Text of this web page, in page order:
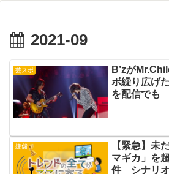
2021-09
芸スポ
B’zが
ボ繰り広げ
を配信でも
嫌儲
【緊急】未
マギカ」を
件 シナリオ